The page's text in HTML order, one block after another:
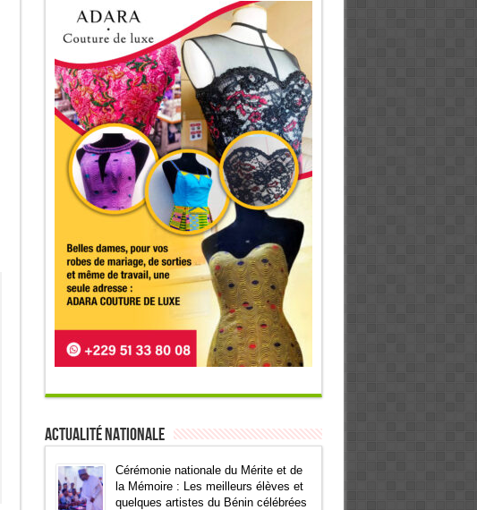
Actualité Nationale
Cérémonie nationale du Mérite et de
la Mémoire : Les meilleurs élèves et
quelques artistes du Bénin célébrées